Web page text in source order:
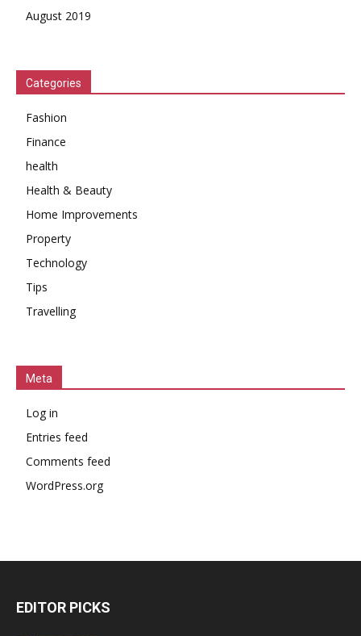
August 2019
Categories
Fashion
Finance
health
Health & Beauty
Home Improvements
Property
Technology
Tips
Travelling
Meta
Log in
Entries feed
Comments feed
WordPress.org
EDITOR PICKS